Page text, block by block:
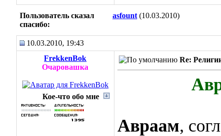
Пользователь сказал
cпасибо:
asfount (10.03.2010)
10.03.2010, 19:43
FrekkenBok
Очаровашка
Кое-что обо мне
Re:
Авраам,